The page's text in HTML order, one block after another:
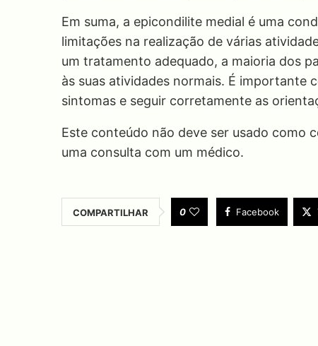
Em suma, a epicondilite medial é uma
limitações na realização de várias
um tratamento adequado, a maioria dos
às suas atividades normais. É importante
sintomas e seguir corretamente as
Este conteúdo não deve ser usado como
uma consulta com um médico.
COMPARTILHAR 0 Facebook